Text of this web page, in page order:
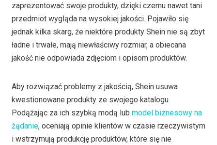
zaprezentować swoje produkty, dzięki czemu nawet tani
przedmiot wygląda na wysokiej jakości. Pojawiło się
jednak kilka skarg, że niektóre produkty Shein nie są zbyt
ładne i trwałe, mają niewłaściwy rozmiar, a obiecana
jakość nie odpowiada zdjęciom i opisom produktów.
Aby rozwiązać problemy z jakością, Shein usuwa
kwestionowane produkty ze swojego katalogu.
Podążając za ich szybką modą lub model biznesowy na
żądanie, oceniają opinie klientów w czasie rzeczywistym
i wstrzymują produkcję produktów, które się nie